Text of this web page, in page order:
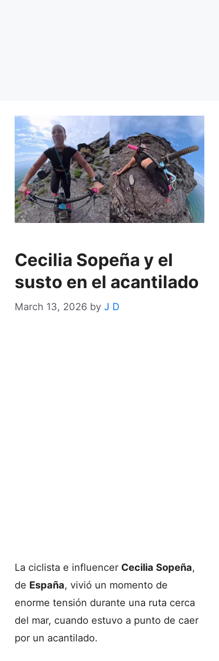
Cecilia Sopeña y el
susto en el acantilado
March 13, 2026 by J D
La ciclista e influencer Cecilia Sopeña,
de España, vivió un momento de
enorme tensión durante una ruta cerca
del mar, cuando estuvo a punto de caer
por un acantilado.